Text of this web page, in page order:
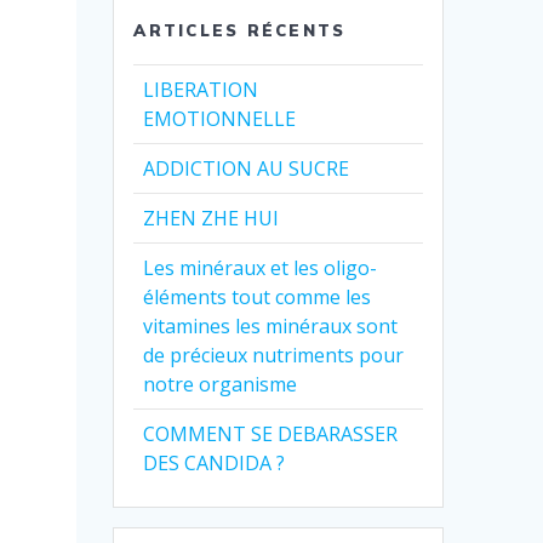
ARTICLES RÉCENTS
LIBERATION
EMOTIONNELLE
ADDICTION AU SUCRE
ZHEN ZHE HUI
Les minéraux et les oligo-
éléments tout comme les
vitamines les minéraux sont
de précieux nutriments pour
notre organisme
COMMENT SE DEBARASSER
DES CANDIDA ?